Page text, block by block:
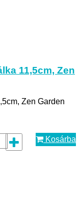
11,5cm, Zen
Zen Garden
Kosárba